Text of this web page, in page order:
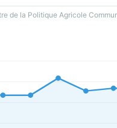
de la Politique Agricole